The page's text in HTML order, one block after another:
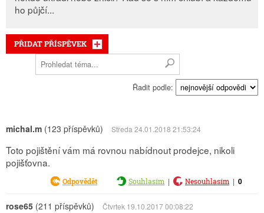
ho půjčí...
PŘIDAT PŘÍSPĚVEK
Řadit podle:
michal.m (123 příspěvků) Středa 24.01.2018 21:53:24
Toto pojištění vám má rovnou nabídnout prodejce, nikoli
pojišťovna.
Odpovědět Souhlasím | Nesouhlasím | 0
rose65 (211 příspěvků) Čtvrtek 19.10.2017 00:08:22